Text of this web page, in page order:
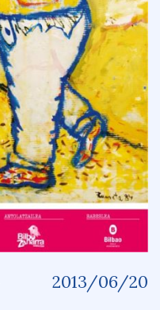
2013/06/20